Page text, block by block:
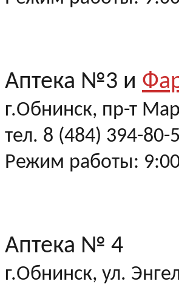
Аптека №3 и
г.Обнинск, пр-т
тел. 8 (484) 394-80-
Режим работы:
Аптека № 4
г.Обнинск, ул.